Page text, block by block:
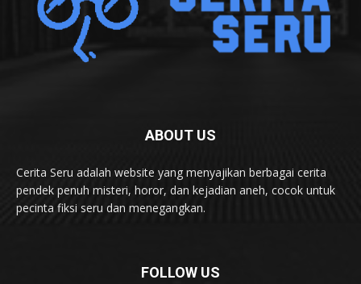
ABOUT US
Cerita Seru adalah website yang menyajikan berbagai cerita
pendek penuh misteri, horor, dan kejadian aneh, cocok untuk
pecinta fiksi seru dan menegangkan.
FOLLOW US